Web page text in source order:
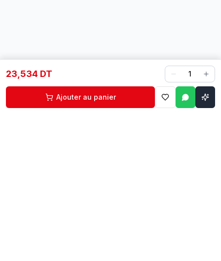
23,534 DT 1
Ajouter au panier